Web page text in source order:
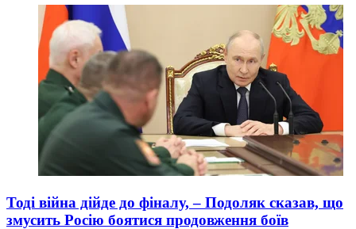
Тоді війна дійде до фіналу, – Подоляк сказав, що
змусить Росію боятися продовження боїв